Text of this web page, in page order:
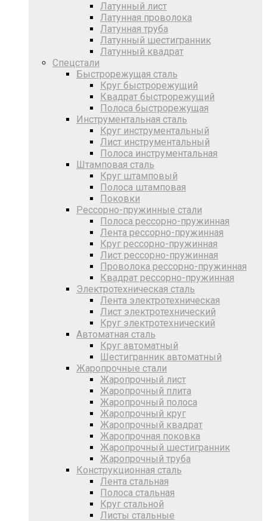
Латунный лист
Латунная проволока
Латунная труба
Латунный шестигранник
Латунный квадрат
Спецстали
Быстрорежущая сталь
Круг быстрорежущий
Квадрат быстрорежущий
Полоса быстрорежущая
Инструментальная сталь
Круг инструментальный
Лист инструментальный
Полоса инструментальная
Штамповая сталь
Круг штамповый
Полоса штамповая
Поковки
Рессорно-пружинные стали
Полоса рессорно-пружинная
Лента рессорно-пружинная
Круг рессорно-пружинная
Лист рессорно-пружинная
Проволока рессорно-пружинная
Квадрат рессорно-пружинная
Электротехническая сталь
Лента электротехническая
Лист электротехнический
Круг электротехнический
Автоматная сталь
Круг автоматный
Шестигранник автоматный
Жаропрочные стали
Жаропрочный лист
Жаропрочный плита
Жаропрочный полоса
Жаропрочный круг
Жаропрочный квадрат
Жаропрочная поковка
Жаропрочный шестигранник
Жаропрочный труба
Конструкционная сталь
Лента стальная
Полоса стальная
Круг стальной
Листы стальные